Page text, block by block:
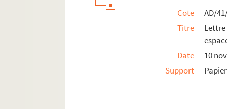
Cote
AD/
Titre
Date
10
Support
Papier